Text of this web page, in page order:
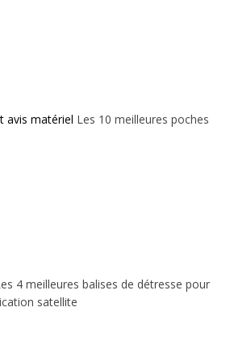
avis matériel Les 10 meilleures poches
4 meilleures balises de détresse pour
satellite